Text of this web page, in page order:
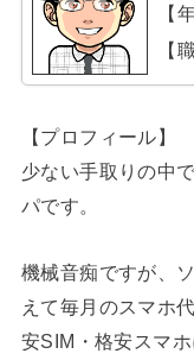
【
【
【プロフィール】
少ない手取りの中
パです。
機械音痴ですが、
えて毎月のスマホ
安SIM・格安スマホ